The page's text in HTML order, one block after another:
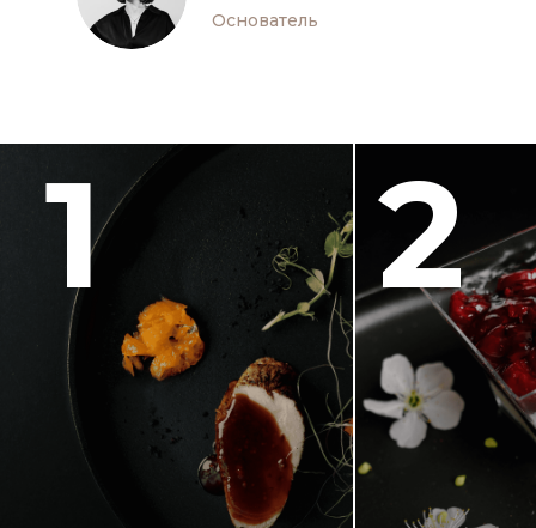
Основатель
Выбор стилистики,
сервировка столов